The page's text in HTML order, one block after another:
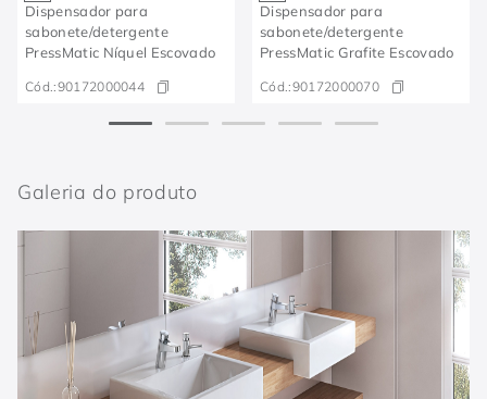
Dispensador para
sabonete/detergente
PressMatic Níquel Escovado
Cód.:90172000044
Dispensador para
sabonete/detergente
PressMatic Grafite Escovado
Cód.:90172000070
Galeria do produto